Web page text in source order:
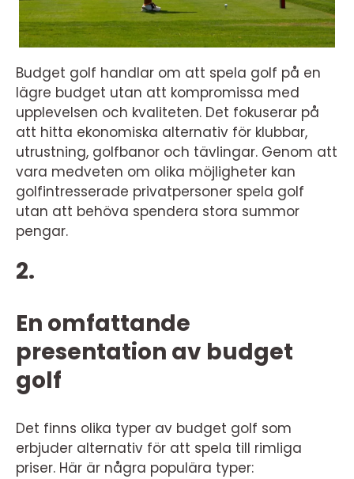
Budget golf handlar om att spela golf på en
lägre budget utan att kompromissa med
upplevelsen och kvaliteten. Det fokuserar på
att hitta ekonomiska alternativ för klubbar,
utrustning, golfbanor och tävlingar. Genom att
vara medveten om olika möjligheter kan
golfintresserade privatpersoner spela golf
utan att behöva spendera stora summor
pengar.
2.
En omfattande
presentation av budget
golf
Det finns olika typer av budget golf som
erbjuder alternativ för att spela till rimliga
priser. Här är några populära typer: